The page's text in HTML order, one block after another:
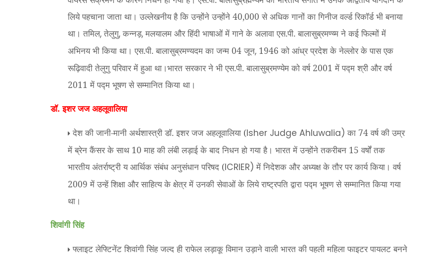
लिये पहचाना जाता था। उल्लेखनीय है कि उन्होंने उन्होंने 40,000 से अधिक गानों का गिनीज वर्ल्ड रिकॉर्ड भी बनाया
था। तमिल, तेलुगु, कन्नड़, मलयालम और हिंदी भाषाओं में गाने के अलावा एस.पी. बालासुब्रमण्य्म ने कई फिल्मों में
अभिनय भी किया था। एस.पी. बालासुब्रमण्यदम का जन्म 04 जून, 1946 को आंध्र प्रदेश के नेल्लोर के पास एक
रूढ़िवादी तेलुगु परिवार में हुआ था।भारत सरकार ने भी एस.पी. बालासुब्रमण्येम को वर्ष 2001 में पद्म श्री और वर्ष
2011 में पद्म भूषण से सम्मानित किया था।
डॉ. इशर जज अहलूवालिया
देश की जानी-मानी अर्थशास्त्री डॉ. इशर जज अहलूवालिया (Isher Judge Ahluwalia) का 74 वर्ष की उम्र
में ब्रेन कैंसर के साथ 10 माह की लंबी लड़ाई के बाद निधन हो गया है। भारत में उन्होंने तकरीबन 15 वर्षों तक
भारतीय अंतर्राष्ट्री य आर्थिक संबंध अनुसंधान परिषद (ICRIER) में निदेशक और अध्यक्ष के तौर पर कार्य किया। वर्ष
2009 में उन्हें शिक्षा और साहित्य के क्षेत्र में उनकी सेवाओं के लिये राष्ट्रपति द्वारा पद्म भूषण से सम्मानित किया गया
था।
शिवांगी सिंह
फ्लाइट लेफ्टिनेंट शिवांगी सिंह जल्द ही राफेल लड़ाकू विमान उड़ाने वाली भारत की पहली महिला फाइटर पायलट बनने